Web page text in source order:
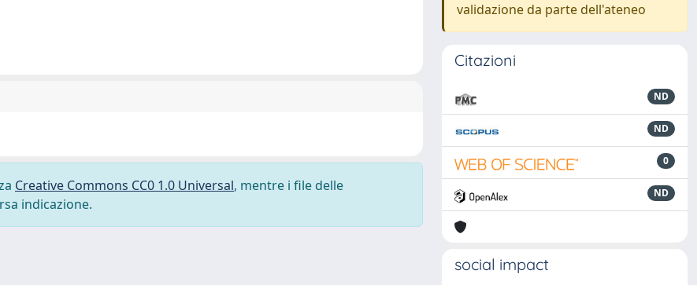
Creative Commons CC0 1.0 Universal, mentre i file delle
indicazione.
validazione da parte dell'ateneo
Citazioni
ND
ND
0
ND
social impact